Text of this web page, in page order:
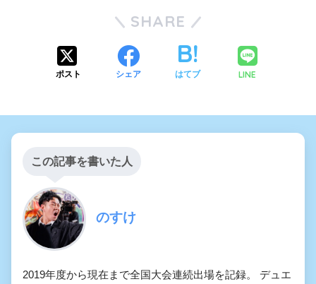
SHARE
ポスト シェア はてブ LINE
この記事を書いた人
のすけ
2019年度から現在まで全国大会連続出場を記録。 デュエ